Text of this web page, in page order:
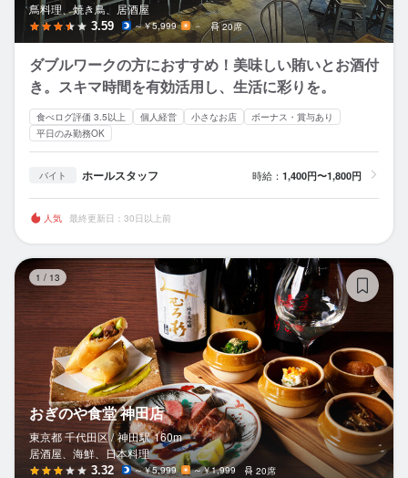
鳥料理、焼き鳥、居酒屋
3.59 ～￥5,999 － 20席
ダブルワークの方におすすめ！美味しい賄いとお酒付
き。スキマ時間を有効活用し、生活に彩りを。
食べログ評価 3.5以上 個人経営 小さなお店
ボーナス・賞与あり
平日のみ勤務OK
バイト ホールスタッフ 時給： 1,400円〜1,800円
人気 最終更新日：30日以上前
1 / 13
おぎのや食堂 神田店
東京都 千代田区 / 神田駅 160m
居酒屋、海鮮、日本料理
3.32 ～￥5,999 ～￥1,999 20席